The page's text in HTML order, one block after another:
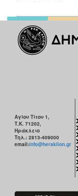
Αγίου Τίτου 1,
Τ.Κ. 71202,
Ηράκλειο
Τηλ.: 2813-409000
email:info@heraklion.gr